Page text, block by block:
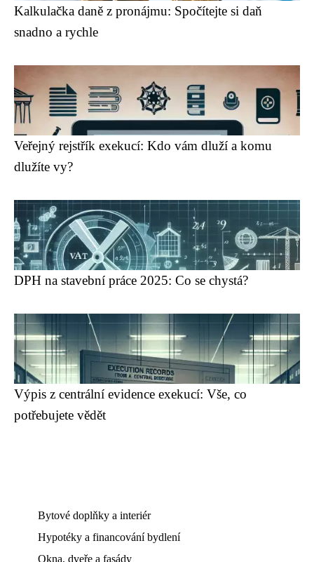
Kalkulačka daně z pronájmu: Spočítejte si daň
snadno a rychle
Veřejný rejstřík exekucí: Kdo vám dluží a komu
dlužíte vy?
DPH na stavební práce 2025: Co se chystá?
Výpis z centrální evidence exekucí: Vše, co
potřebujete vědět
Bytové doplňky a interiér
Hypotéky a financování bydlení
Okna, dveře a fasády